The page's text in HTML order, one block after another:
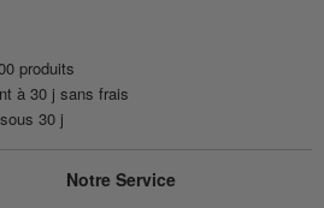
produits
à 30 j sans frais
30 j
Notre Service